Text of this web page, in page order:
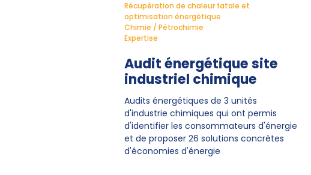
Récupération de chaleur fatale et
optimisation énergétique
Chimie / Pétrochimie
Expertise
Audit énergétique site
industriel chimique
Audits énergétiques de 3 unités
d'industrie chimiques qui ont permis
d'identifier les consommateurs d'énergie
et de proposer 26 solutions concrètes
d'économies d'énergie